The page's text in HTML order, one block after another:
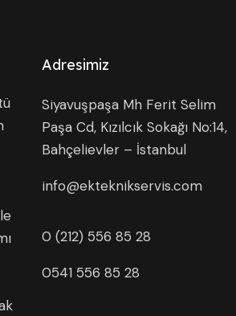
Adresimiz
Siyavuşpaşa Mh Ferit Selim
Paşa Cd, Kızılcık Sokağı No:14,
Bahçelievler – İstanbul
info@ekteknikservis.com
0 (212) 556 85 28
0541 556 85 28